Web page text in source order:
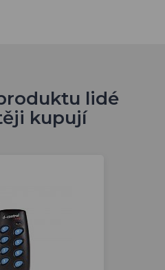
lidé
kupují